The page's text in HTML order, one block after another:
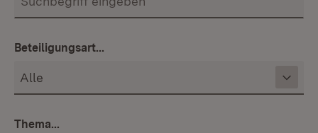
Beteiligungsart...
Thema...